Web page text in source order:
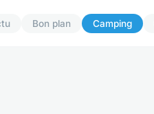
Bon plan Camping